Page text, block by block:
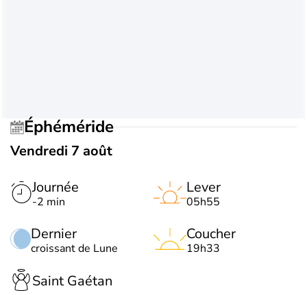
Éphéméride
Vendredi 7 août
Journée
-2 min
Dernier
croissant de Lune
Lever
05h55
Coucher
19h33
Saint Gaétan